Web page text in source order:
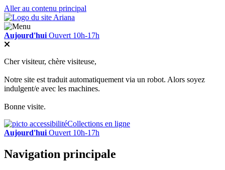
Aller au contenu principal
Aujourd'hui Ouvert 10h-17h
Cher visiteur, chère visiteuse,
Notre site est traduit automatiquement via un robot. Alors soyez
indulgent/e avec les machines.
Bonne visite.
Collections en ligne
Aujourd'hui Ouvert 10h-17h
Navigation principale